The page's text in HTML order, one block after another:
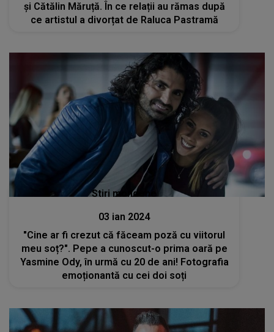
și Cătălin Măruță. În ce relații au rămas după
ce artistul a divorțat de Raluca Pastramă
Stiri mondene
03 ian 2024
"Cine ar fi crezut că făceam poză cu viitorul
meu soț?". Pepe a cunoscut-o prima oară pe
Yasmine Ody, în urmă cu 20 de ani! Fotografia
emoționantă cu cei doi soți